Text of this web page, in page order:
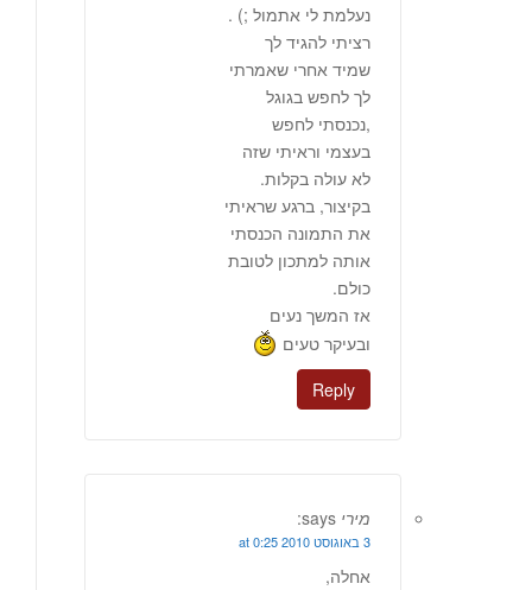
נעלמת לי אתמול ;) .
רציתי להגיד לך
שמיד אחרי שאמרתי
לך לחפש בגוגל
,נכנסתי לחפש
בעצמי וראיתי שזה
לא עולה בקלות.
בקיצור, ברגע שראיתי
את התמונה הכנסתי
אותה למתכון לטובת
כולם.
אז המשך נעים
ובעיקר טעים
Reply
מירי says:
3 באוגוסט 2010 at 0:25
אחלה,